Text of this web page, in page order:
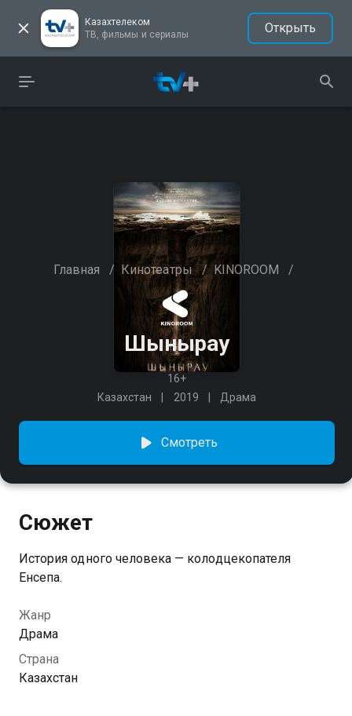
Казахтелеком
ТВ, фильмы и сериалы
Открыть
Главная / Кинотеатры / KINOROOM /
Шынырау
16+
Казахстан
2019 Драма
Смотреть
Сюжет
История одного человека — колодцекопателя
Енсепа.
Жанр
Драма
Страна
Казахстан